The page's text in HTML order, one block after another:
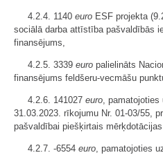
4.2.4. 1140 euro ESF projekta
sociālā darba attīstība pašvaldībās
finansējums,
4.2.5. 3339 euro palielināts
finansējums feldšeru-vecmāšu
4.2.6. 141027 euro ,
31.03.2023. rīkojumu Nr. 01-03/55,
pašvaldībai piešķirtais
4.2.7. -6554 euro , pamatojoties